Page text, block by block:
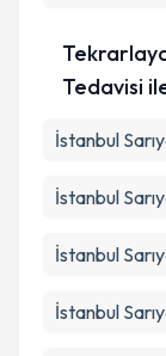
Tedavisi
İstanbul
İstanbul
İstanbul
İstanbul